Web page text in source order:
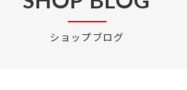
ショップブログ